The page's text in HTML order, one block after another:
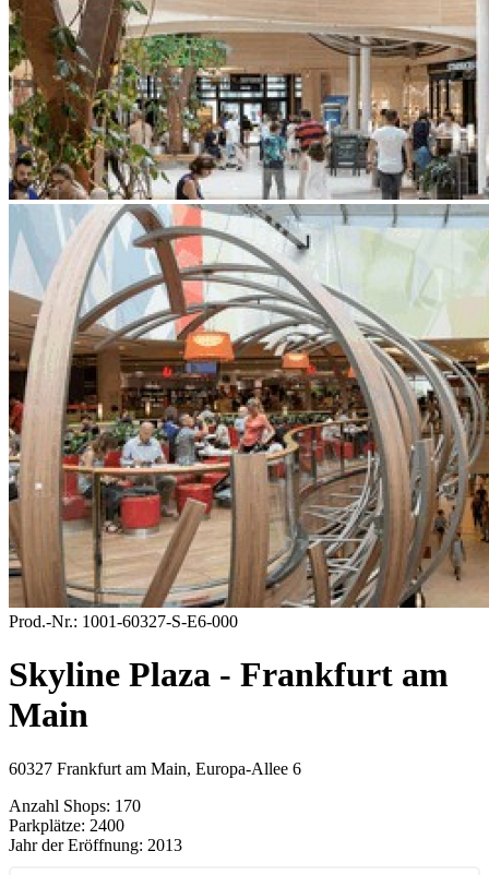
Prod.-Nr.: 1001-60327-S-E6-000
Skyline Plaza - Frankfurt am
Main
60327 Frankfurt am Main, Europa-Allee 6
Anzahl Shops: 170
Parkplätze: 2400
Jahr der Eröffnung: 2013